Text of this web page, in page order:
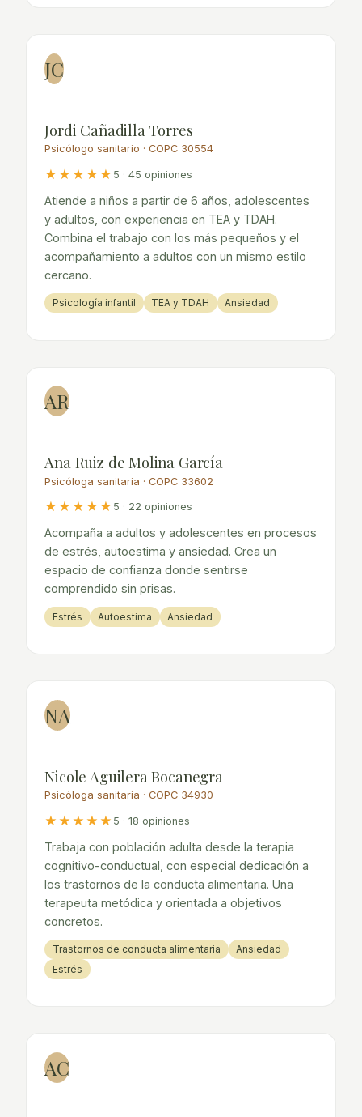
JC
Jordi Cañadilla Torres
Psicólogo sanitario · COPC 30554
★★★★★ 5 · 45 opiniones
Atiende a niños a partir de 6 años, adolescentes
y adultos, con experiencia en TEA y TDAH.
Combina el trabajo con los más pequeños y el
acompañamiento a adultos con un mismo estilo
cercano.
Psicología infantil TEA y TDAH Ansiedad
AR
Ana Ruiz de Molina García
Psicóloga sanitaria · COPC 33602
★★★★★ 5 · 22 opiniones
Acompaña a adultos y adolescentes en procesos
de estrés, autoestima y ansiedad. Crea un
espacio de confianza donde sentirse
comprendido sin prisas.
Estrés Autoestima Ansiedad
NA
Nicole Aguilera Bocanegra
Psicóloga sanitaria · COPC 34930
★★★★★ 5 · 18 opiniones
Trabaja con población adulta desde la terapia
cognitivo-conductual, con especial dedicación a
los trastornos de la conducta alimentaria. Una
terapeuta metódica y orientada a objetivos
concretos.
Trastornos de conducta alimentaria
Ansiedad
Estrés
AC